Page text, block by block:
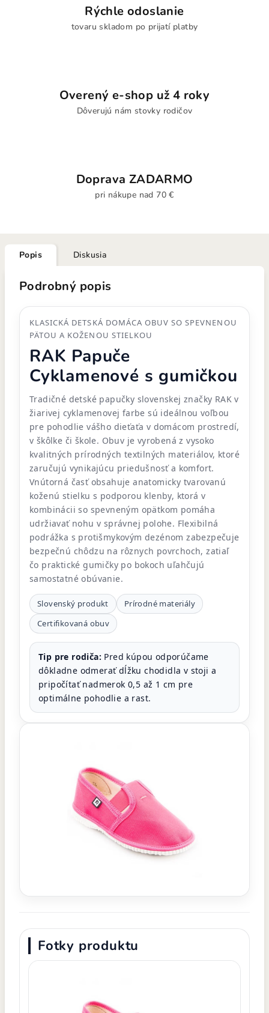
Rýchle odoslanie
tovaru skladom po prijatí platby
Overený e-shop už 4 roky
Dôverujú nám stovky rodičov
Doprava ZADARMO
pri nákupe nad 70 €
Popis Diskusia
Podrobný popis
KLASICKÁ DETSKÁ DOMÁCA OBUV SO SPEVNENOU
PÄTOU A KOŽENOU STIELKOU
RAK Papuče
Cyklamenové s gumičkou
Tradičné detské papučky slovenskej značky RAK v
žiarivej cyklamenovej farbe sú ideálnou voľbou
pre pohodlie vášho dieťaťa v domácom prostredí,
v škôlke či škole. Obuv je vyrobená z vysoko
kvalitných prírodných textilných materiálov, ktoré
zaručujú vynikajúcu priedušnosť a komfort.
Vnútorná časť obsahuje anatomicky tvarovanú
koženú stielku s podporou klenby, ktorá v
kombinácii so spevneným opätkom pomáha
udržiavať nohu v správnej polohe. Flexibilná
podrážka s protišmykovým dezénom zabezpečuje
bezpečnú chôdzu na rôznych povrchoch, zatiaľ
čo praktické gumičky po bokoch uľahčujú
samostatné obúvanie.
Slovenský produkt
Prírodné materiály
Certifikovaná obuv
Tip pre rodiča: Pred kúpou odporúčame
dôkladne odmerať dĺžku chodidla v stoji a
pripočítať nadmerok 0,5 až 1 cm pre
optimálne pohodlie a rast.
Fotky produktu